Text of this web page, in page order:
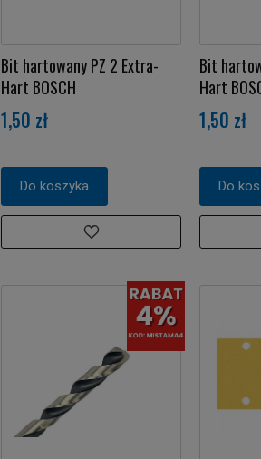
Bit hartowany PZ 2 Extra-
Hart BOSCH
1,50 zł
Do koszyka
Bit
Hart
1,50 zł
Do